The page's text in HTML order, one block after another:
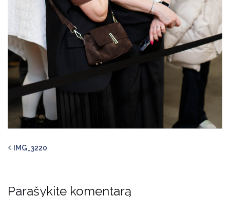
IMG_3220
Parašykite komentarą